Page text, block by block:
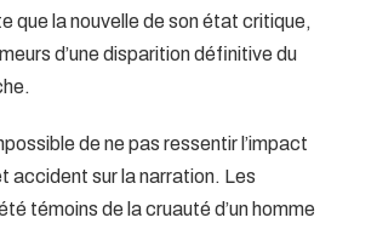
que la nouvelle de son état critique,
d’une disparition définitive du
de ne pas ressentir l’impact
accident sur la narration. Les
témoins de la cruauté d’un homme